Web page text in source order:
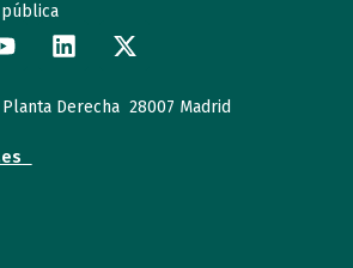
Planta Derecha 28007 Madrid